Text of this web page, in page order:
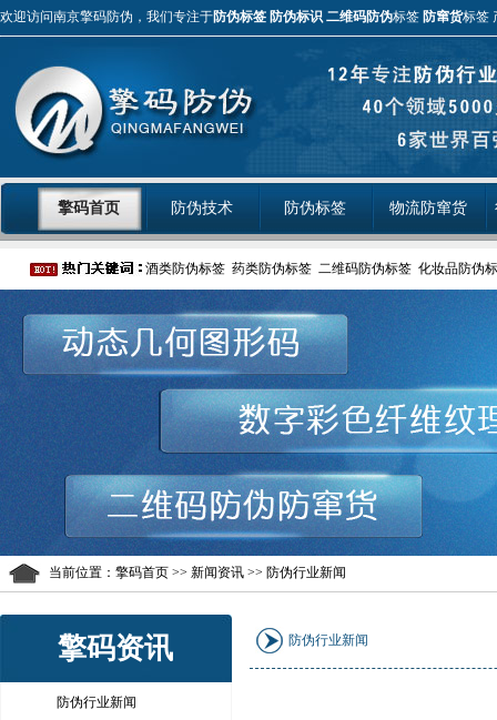
欢迎访问南京擎码防伪，我们专注于防伪标签 防伪标识 二维码防伪标签 防窜货标签
擎码首页 防伪技术 防伪标签 物流防窜货
酒类防伪标签 药类防伪标签 二维码防伪标签 化妆品防伪
当前位置： 擎码首页 >> 新闻资讯 >> 防伪行业新闻
擎码资讯
防伪行业新闻
防伪行业新闻